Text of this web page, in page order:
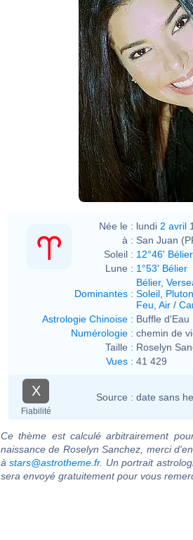
Née le : lundi 2 avril
à : San Juan
Soleil : 12°46' Bélier
Lune : 1°53' Bélier
Dominantes :
Bélier,
Soleil Pluton
Feu Air /
Astrologie Chinoise : Buffle d'Eau
Numérologie : chemin de
Taille : Roselyn
Vues : 41 429
X
Fiabilité
Source : date sans
Ce thème est calculé arbitrairement
naissance de Roselyn Sanchez, merci
àstars@astrotheme.fr. Un portrait
sera envoyé gratuitement pour vous